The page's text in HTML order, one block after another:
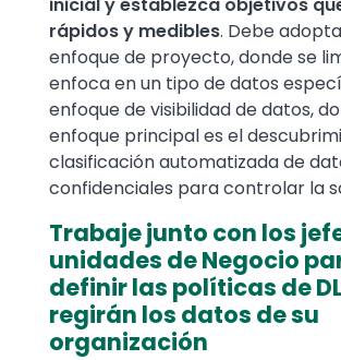
rápidos y medibles. Debe
enfoque de proyecto, donde se
enfoca en un tipo de datos
enfoque de visibilidad de datos,
enfoque principal es el
clasificación automatizada de
confidenciales para controlar la
Trabaje junto con los
unidades de Negocio
definir las políticas de
regirán los datos de su
organización